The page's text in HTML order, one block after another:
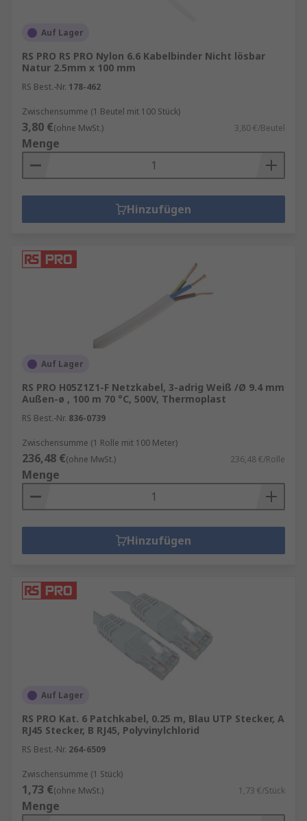
Auf Lager
RS PRO RS PRO Nylon 6.6 Kabelbinder Nicht lösbar
Natur 2.5mm x 100 mm
RS Best.-Nr. 178-462
Zwischensumme (1 Beutel mit 100 Stück)
3,80 €(ohne MwSt.) 3,80 €/Beutel
Menge
Hinzufügen
Auf Lager
RS PRO H05Z1Z1-F Netzkabel, 3-adrig Weiß /Ø 9.4 mm
Außen-ø , 100 m 70 °C, 500V, Thermoplast
RS Best.-Nr. 836-0739
Zwischensumme (1 Rolle mit 100 Meter)
236,48 €(ohne MwSt.) 236,48 €/Rolle
Menge
Hinzufügen
Auf Lager
RS PRO Kat. 6 Patchkabel, 0.25 m, Blau UTP Stecker, A
RJ45 Stecker, B RJ45, Polyvinylchlorid
RS Best.-Nr. 264-6509
Zwischensumme (1 Stück)
1,73 €(ohne MwSt.) 1,73 €/Stück
Menge